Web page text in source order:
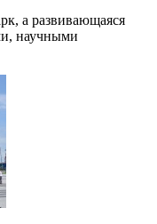
а развивающаяся
научными